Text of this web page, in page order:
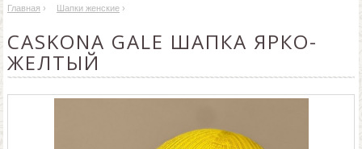
О БРЕНДЕ
ДОСТАВКА И ОПЛАТА
ОПТОВЫМ КЛИЕНТАМ
Главная › Шапки женские ›
CASKONA GALE ШАПКА ЯРКО-
ЖЕЛТЫЙ